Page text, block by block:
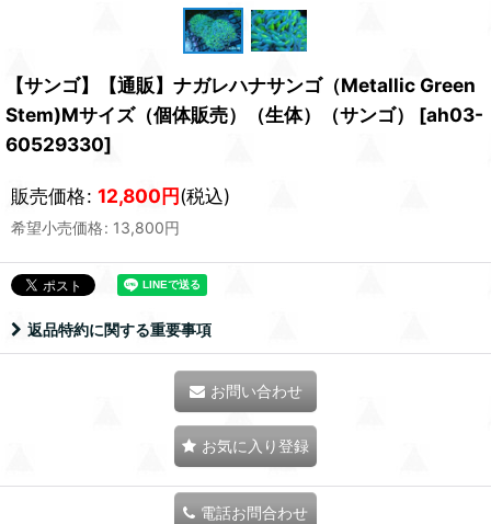
【サンゴ】【通販】ナガレハナサンゴ（Metallic Green
Stem)Mサイズ（個体販売）（生体）（サンゴ）
[ah03-
60529330]
販売価格: 12,800円(税込)
希望小売価格: 13,800円
返品特約に関する重要事項
お問い合わせ
お気に入り登録
電話お問合わせ